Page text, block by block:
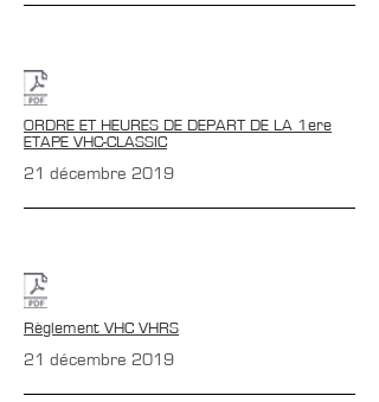
ORDRE ET HEURES DE DEPART DE LA 1ere
ETAPE VHC-CLASSIC
21 décembre 2019
Règlement VHC VHRS
21 décembre 2019